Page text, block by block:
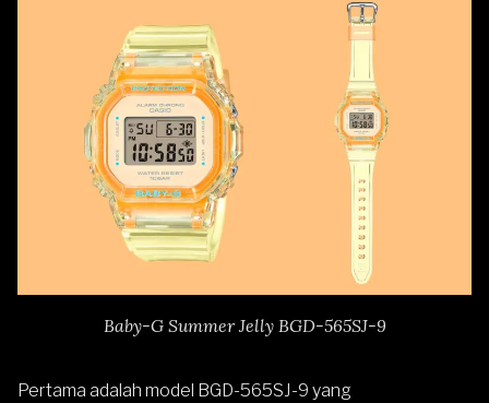
Baby-G Summer Jelly BGD-565SJ-9
Pertama adalah model BGD-565SJ-9 yang